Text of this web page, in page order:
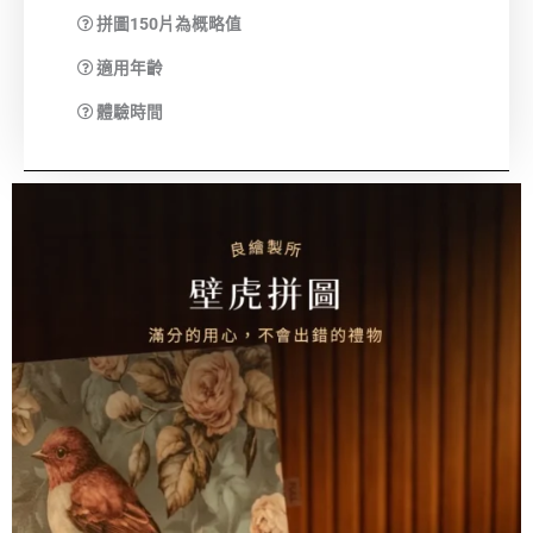
拼圖150片為概略值
適用年齡
體驗時間